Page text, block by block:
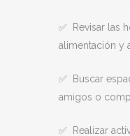
✅ Revisar las
alimentación y
✅ Buscar
amigos o
✅ Realizar